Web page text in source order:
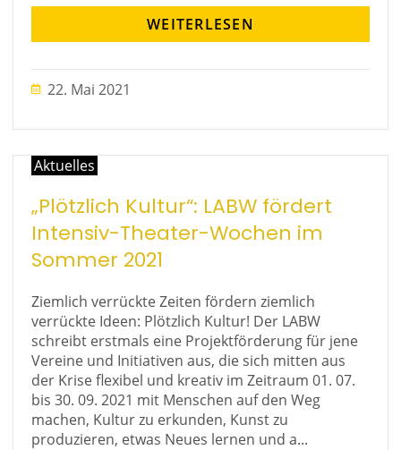
WEITERLESEN
22. Mai 2021
Aktuelles
„Plötzlich Kultur“: LABW fördert
Intensiv-Theater-Wochen im
Sommer 2021
Ziemlich verrückte Zeiten fördern ziemlich
verrückte Ideen: Plötzlich Kultur! Der LABW
schreibt erstmals eine Projektförderung für jene
Vereine und Initiativen aus, die sich mitten aus
der Krise flexibel und kreativ im Zeitraum 01. 07.
bis 30. 09. 2021 mit Menschen auf den Weg
machen, Kultur zu erkunden, Kunst zu
produzieren, etwas Neues lernen und a...